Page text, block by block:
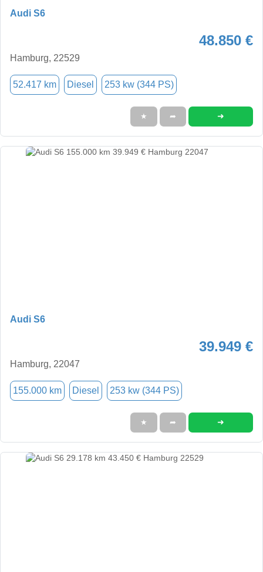
Audi S6
48.850 €
Hamburg, 22529
52.417 km Diesel 253 kw (344 PS)
★ ➦ ➜
Audi S6
39.949 €
Hamburg, 22047
155.000 km Diesel 253 kw (344 PS)
★ ➦ ➜